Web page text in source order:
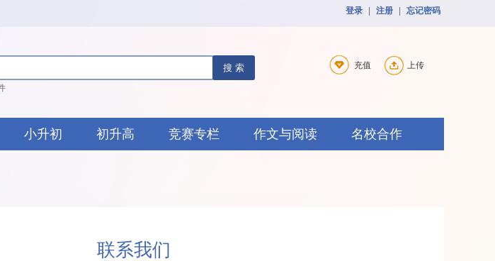
登录 注册 忘记密码
搜 索 充值 上传
小升初 初升高 竞赛专栏 作文与阅读 名校合作
联系我们